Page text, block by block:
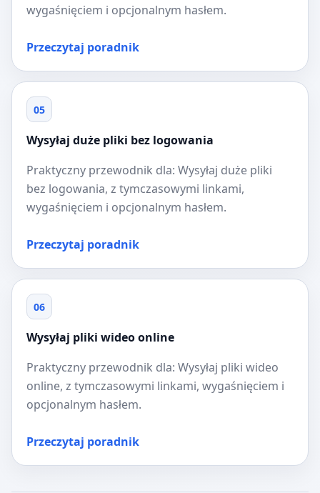
wygaśnięciem i opcjonalnym hasłem.
Przeczytaj poradnik
05
Wysyłaj duże pliki bez logowania
Praktyczny przewodnik dla: Wysyłaj duże pliki
bez logowania, z tymczasowymi linkami,
wygaśnięciem i opcjonalnym hasłem.
Przeczytaj poradnik
06
Wysyłaj pliki wideo online
Praktyczny przewodnik dla: Wysyłaj pliki wideo
online, z tymczasowymi linkami, wygaśnięciem i
opcjonalnym hasłem.
Przeczytaj poradnik